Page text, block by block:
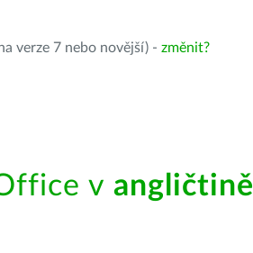
verze 7 nebo novější) - změnit?
v angličtině